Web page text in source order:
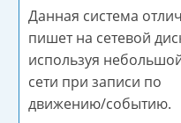
Данная система
пишет на сетевой
используя
сети при записи по
движению/событию.